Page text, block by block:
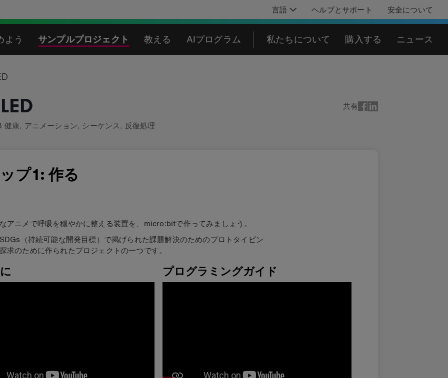
言語 ヘルプとサポート 安全について
よう サンプルプロジェクト 教える AIプログラム 私たちについて 購入する ニュース
共有
健康, アニメーション, シーケンス, 反復処理
プ1: 作る
アニメで呼吸を穏やかに整える装置を、micro:bitで作ってみましょう。
（持続可能な開発目標）で掲げられた課題解決のためのプロトタイピン
求のために作られたプロジェクトの一つです。
プログラミングガイド